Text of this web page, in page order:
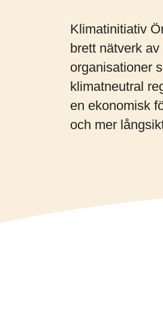
Klimatinitiativ
brett nätverk
organisationer
klimatneutral
en ekonomisk
och mer